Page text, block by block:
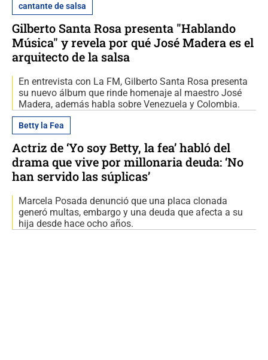
cantante de salsa
Gilberto Santa Rosa presenta "Hablando
Música" y revela por qué José Madera es el
arquitecto de la salsa
En entrevista con La FM, Gilberto Santa Rosa presenta
su nuevo álbum que rinde homenaje al maestro José
Madera, además habla sobre Venezuela y Colombia.
Betty la Fea
Actriz de ‘Yo soy Betty, la fea’ habló del
drama que vive por millonaria deuda: ‘No
han servido las súplicas’
Marcela Posada denunció que una placa clonada
generó multas, embargo y una deuda que afecta a su
hija desde hace ocho años.